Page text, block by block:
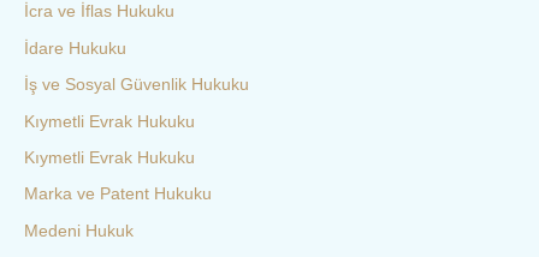
İcra ve İflas Hukuku
İdare Hukuku
İş ve Sosyal Güvenlik Hukuku
Kıymetli Evrak Hukuku
Kıymetli Evrak Hukuku
Marka ve Patent Hukuku
Medeni Hukuk